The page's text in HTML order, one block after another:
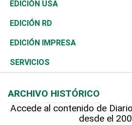
Ocenanía
Caribe
Resto del mundo
Telecom.
Global y variable
Economía personal
Sociales
Novedades
Podcast Arte Libre
Hablando con el pediatra
Ciclismo
Tenis
Olimpismo
Más deportes
Línea de hit
En Directo
El Espía
Noticiero Poteleche
Columnistas
Más firmas
Tecnología
Historia
Martes de tecnología
Cambio climático
Economía
Revista
Deportes
Opinión
Hecho en casa
EDICIÓN USA
EDICIÓN RD
EDICIÓN IMPRESA
SERVICIOS
Cumpleaños
ARCHIVO HISTÓRICO
Accede al contenido de
desde el